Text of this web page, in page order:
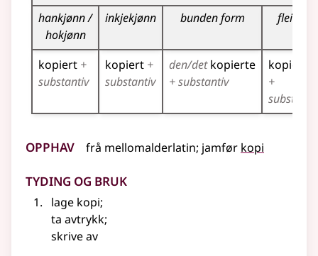
hankjønn /
hokjønn
inkjekjønn bunden form fleirtal
kopiert +
substantiv
kopiert +
substantiv
den/detkopierte
+ substantiv
kopierte
+
substantiv
Opphav frå mellomalderlatin; jamfør kopi
Tyding og bruk
lage kopi;
ta avtrykk;
skrive av